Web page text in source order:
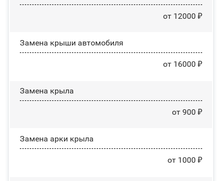
от 12000 ₽
Замена крыши автомобиля
от 16000 ₽
Замена крыла
от 900 ₽
Замена арки крыла
от 1000 ₽